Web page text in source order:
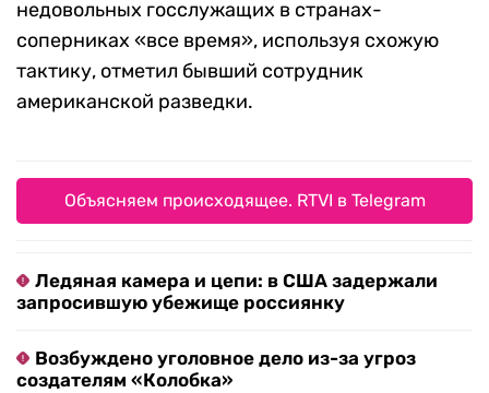
недовольных госслужащих в странах-
соперниках «все время», используя схожую
тактику, отметил бывший сотрудник
американской разведки.
Объясняем происходящее. RTVI в Telegram
Ледяная камера и цепи: в США задержали
запросившую убежище россиянку
Возбуждено уголовное дело из-за угроз
создателям «Колобка»